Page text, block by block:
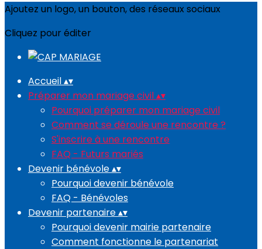
Ajoutez un logo, un bouton, des réseaux sociaux
Cliquez pour éditer
Accueil▴▾
Préparer mon mariage civil▴▾
Pourquoi préparer mon mariage civil
Comment se déroule une rencontre ?
S'inscrire à une rencontre
FAQ - Futurs mariés
Devenir bénévole▴▾
Pourquoi devenir bénévole
FAQ - Bénévoles
Devenir partenaire▴▾
Pourquoi devenir mairie partenaire
Comment fonctionne le partenariat